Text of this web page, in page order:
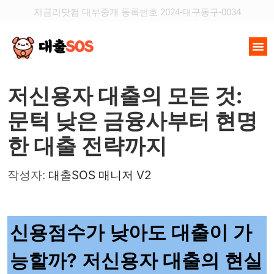
저금리닷컴 대부중개 등록번호 2024-대구동구-0034
저신용자 대출의 모든 것:
문턱 낮은 금융사부터 현명
한 대출 전략까지
작성자: 대출SOS 매니저 V2
신용점수가 낮아도 대출이 가
능할까? 저신용자 대출의 현실